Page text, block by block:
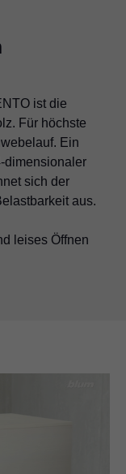
ist die
Für höchste
Ein
dimensionaler
sich der
aus.
leises Öffnen